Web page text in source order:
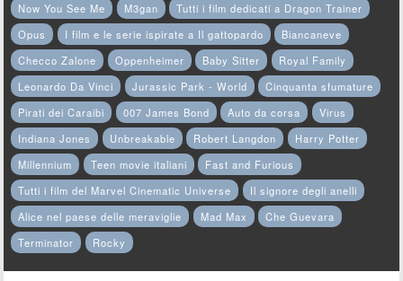
Now You See Me
M3gan
Tutti i film dedicati a Dragon Trainer
Opus
I film e le serie ispirate a Il gattopardo
Biancaneve
Checco Zalone
Oppenheimer Baby Sitter
Royal Family
Leonardo Da Vinci
Jurassic Park - World
Cinquanta sfumature
Pirati dei Caraibi
007 James Bond Auto da corsa
Virus
Indiana Jones
Unbreakable Robert Langdon
Harry Potter
Millennium
Teen movie italiani
Fast and Furious
Tutti i film del Marvel Cinematic Universe
Il signore degli anelli
Alice nel paese delle meraviglie
Mad Max
Che Guevara
Terminator
Rocky